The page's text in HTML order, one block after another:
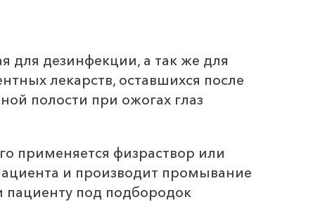
для дезинфекции, а так же для
лекарств, оставшихся после
полости при ожогах глаз
применяется физраствор или
и производит промывание
пациенту под подбородок